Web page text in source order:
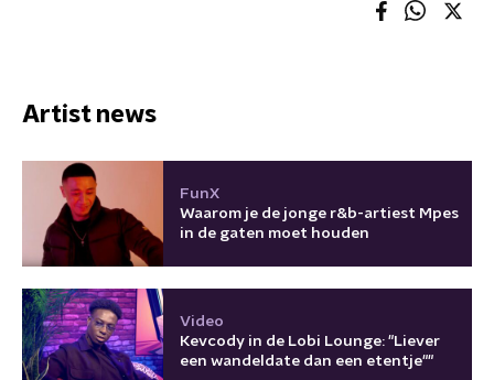
Artist news
FunX
Waarom je de jonge r&b-artiest Mpes
in de gaten moet houden
Video
Kevcody in de Lobi Lounge: "Liever
een wandeldate dan een etentje""